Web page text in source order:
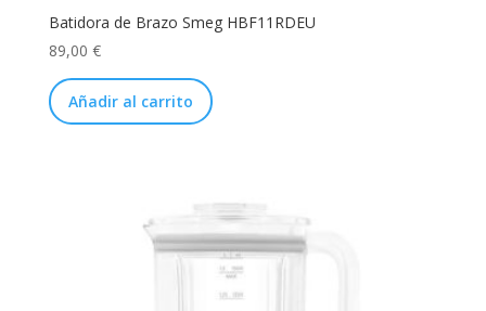
Batidora de Brazo Smeg HBF11RDEU
89,00 €
Añadir al carrito